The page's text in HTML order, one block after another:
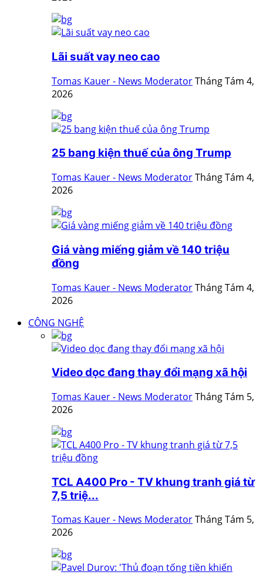
Lãi suất vay neo cao
Tomas Kauer - News ModeratorTháng Tám 4,
2026
25 bang kiện thuế của ông Trump
Tomas Kauer - News ModeratorTháng Tám 4,
2026
Giá vàng miếng giảm về 140 triệu
đồng
Tomas Kauer - News ModeratorTháng Tám 4,
2026
CÔNG NGHỆ
Video dọc đang thay đổi mạng xã hội
Tomas Kauer - News ModeratorTháng Tám 5,
2026
TCL A400 Pro - TV khung tranh giá từ
7,5 triệ...
Tomas Kauer - News ModeratorTháng Tám 5,
2026